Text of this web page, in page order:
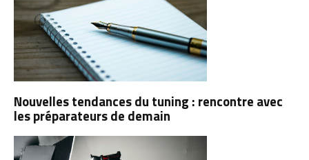
Nouvelles tendances du tuning : rencontre avec
les préparateurs de demain